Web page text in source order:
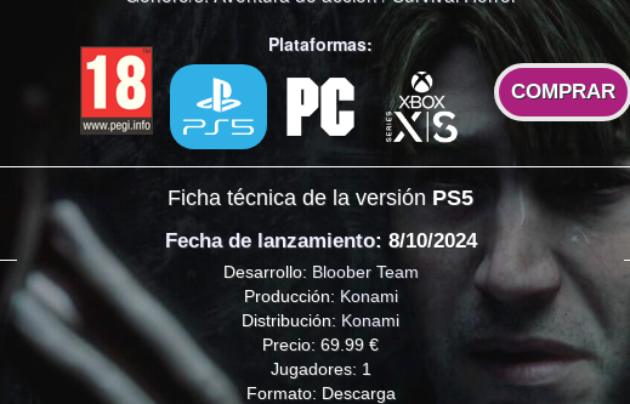
Plataformas:
COMPRAR
Ficha técnica de la versión PS5
Fecha de lanzamiento: 8/10/2024
Desarrollo: Bloober Team
Producción: Konami
Distribución: Konami
Precio: 69.99 €
Jugadores: 1
Formato: Descarga